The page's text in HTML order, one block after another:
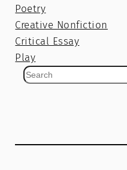
Poetry
Creative Nonfiction
Critical Essay
Play
S